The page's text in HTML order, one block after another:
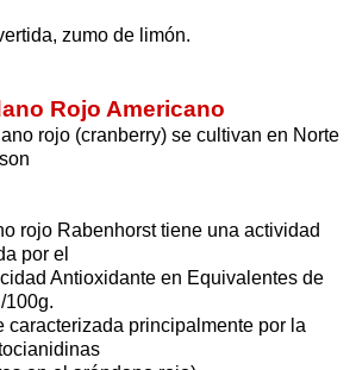
zumo de limón.
Rojo Americano
rojo (cranberry) se cultivan en Norte
rojo Rabenhorst tiene una actividad
por el
Antioxidante en Equivalentes de
100g.
caracterizada principalmente por la